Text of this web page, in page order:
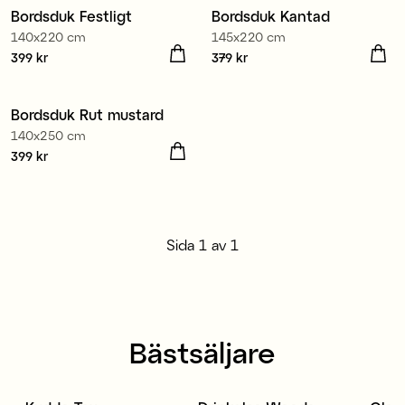
Bordsduk Festligt
140x220 cm
Pris :399 kr
399 kr
Bordsduk Kantad
145x220 cm
Pris :379 kr
379 kr
Bordsduk Rut mustard
140x250 cm
Pris :399 kr
399 kr
Sida 1 av 1
Bästsäljare